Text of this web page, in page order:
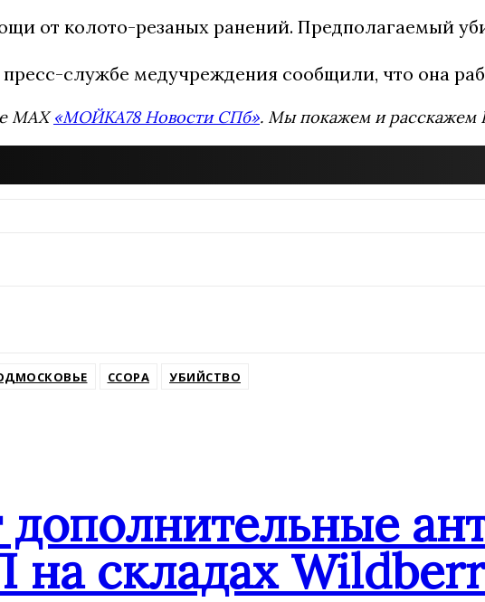
от колото-резаных ранений. Предполагаемый
службе медучреждения сообщили, что она
MAX«МОЙКА78 Новости СПб». Мы покажем и расскажем
ССОРА УБИЙСТВО
дополнительные
на складах